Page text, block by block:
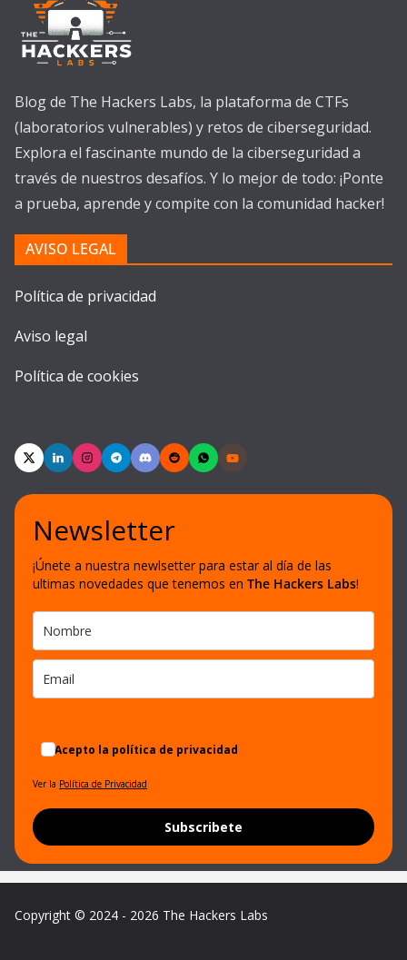
Blog de The Hackers Labs, la plataforma de CTFs
(laboratorios vulnerables) y retos de ciberseguridad.
Explora el fascinante mundo de la ciberseguridad a
través de nuestros desafíos. Y lo mejor de todo: ¡Ponte
a prueba, aprende y compite con la comunidad hacker!
AVISO LEGAL
Política de privacidad
Aviso legal
Política de cookies
Newsletter
¡Únete a nuestra newlsetter para estar al día de las
ultimas novedades que tenemos en The Hackers Labs!
Acepto la política de privacidad
Ver la Política de Privacidad
Subscribete
Copyright © 2024 - 2026 The Hackers Labs